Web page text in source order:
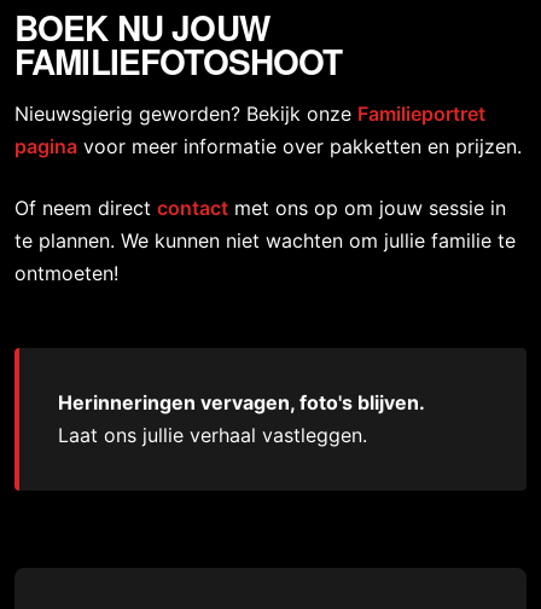
BOEK NU JOUW
FAMILIEFOTOSHOOT
Nieuwsgierig geworden? Bekijk onze Familieportret
pagina voor meer informatie over pakketten en prijzen.
Of neem direct contact met ons op om jouw sessie in
te plannen. We kunnen niet wachten om jullie familie te
ontmoeten!
Herinneringen vervagen, foto's blijven.
Laat ons jullie verhaal vastleggen.